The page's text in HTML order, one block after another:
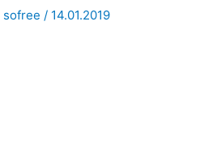
sofree / 14.01.2019